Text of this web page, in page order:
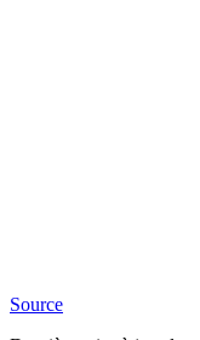
Source